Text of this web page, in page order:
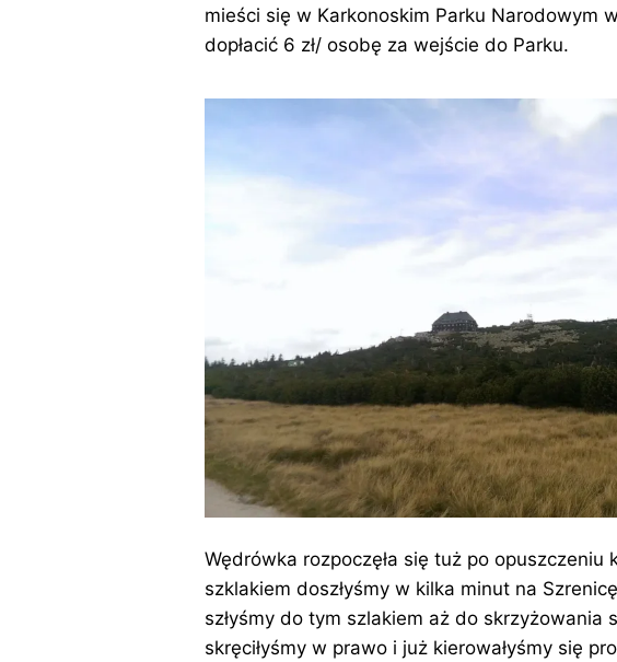
mieści się w Karkonoskim Parku Narodowym
dopłacić 6 zł/ osobę za wejście do Parku.
Wędrówka rozpoczęła się tuż po opuszczeniu
szklakiem doszłyśmy w kilka minut na
szłyśmy do tym szlakiem aż do skrzyżowania
skręciłyśmy w prawo i już kierowałyśmy się